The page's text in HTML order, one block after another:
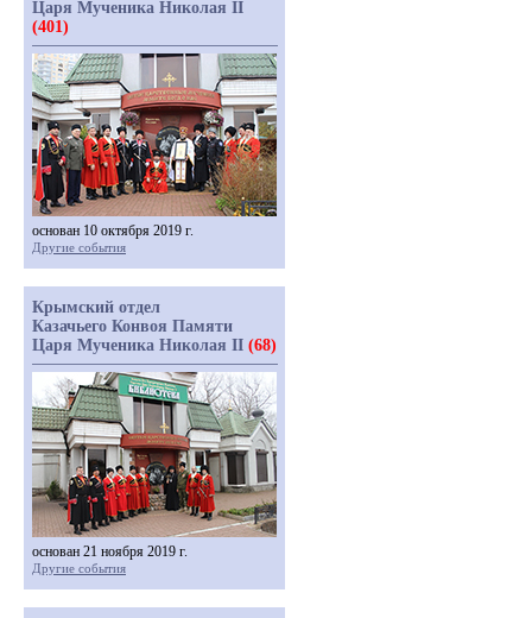
Царя Мученика Николая II
(401)
основан 10 октября 2019 г.
Другие события
Крымский отдел
Казачьего Конвоя Памяти
Царя Мученика Николая II (68)
основан 21 ноября 2019 г.
Другие события